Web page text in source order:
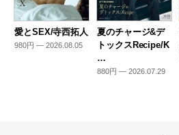
愛とSEX/寺西拓人
980円 — 2026.08.05
夏のチャージ&デ
トックスRecipe/K
…
880円 — 2026.07.29